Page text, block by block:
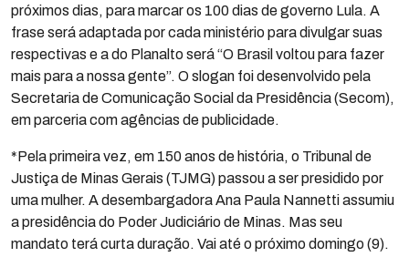
próximos dias, para marcar os 100 dias de governo Lula. A
frase será adaptada por cada ministério para divulgar suas
respectivas e a do Planalto será “O Brasil voltou para fazer
mais para a nossa gente”. O slogan foi desenvolvido pela
Secretaria de Comunicação Social da Presidência (Secom),
em parceria com agências de publicidade.
*Pela primeira vez, em 150 anos de história, o Tribunal de
Justiça de Minas Gerais (TJMG) passou a ser presidido por
uma mulher. A desembargadora Ana Paula Nannetti assumiu
a presidência do Poder Judiciário de Minas. Mas seu
mandato terá curta duração. Vai até o próximo domingo (9).